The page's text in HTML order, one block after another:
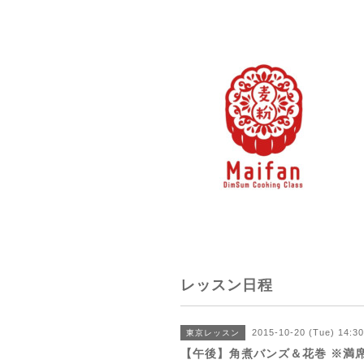
レッスン日程
東京レッスン 2015-10-20 (Tue)
【午後】角煮バンズ＆花巻 ※満